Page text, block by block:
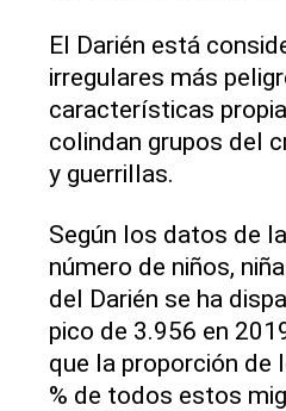
El Darién está
irregulares más
características
colindan grupos del
y guerrillas.
Según los datos de
número de niños,
del Darién se ha
pico de 3.956 en
que la proporción de
% de todos estos